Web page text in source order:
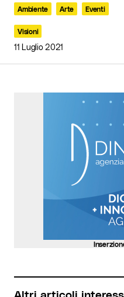
Your Name*
Invia commento
Ambiente Arte Eventi
Visioni
11 Luglio 2021
Altri articoli